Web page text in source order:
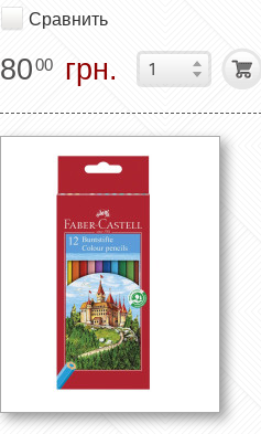
Сравнить
8000 грн.